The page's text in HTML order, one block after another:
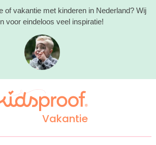
of vakantie met kinderen in Nederland? Wij
voor eindeloos veel inspiratie!
Vakantie